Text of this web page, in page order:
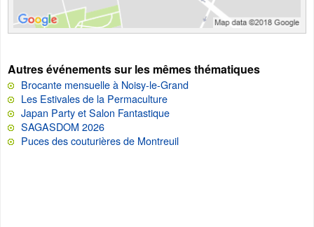
Autres événements sur les mêmes thématiques
Brocante mensuelle à Noisy-le-Grand
Les Estivales de la Permaculture
Japan Party et Salon Fantastique
SAGASDOM 2026
Puces des couturières de Montreuil